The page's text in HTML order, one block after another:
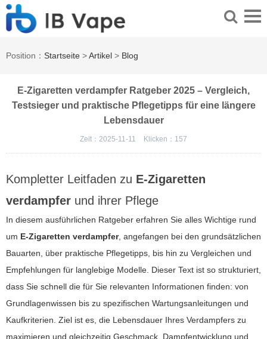
Position： Startseite >Artikel > Blog
E-Zigaretten verdampfer Ratgeber 2025 – Vergleich,
Testsieger und praktische Pflegetipps für eine längere
Lebensdauer
Zeit：2025-11-11 Klicken： 157
Kompletter Leitfaden zu E-Zigaretten
verdampfer und ihrer Pflege
In diesem ausführlichen Ratgeber erfahren Sie alles Wichtige rund
um E-Zigaretten verdampfer, angefangen bei den grundsätzlichen
Bauarten, über praktische Pflegetipps, bis hin zu Vergleichen und
Empfehlungen für langlebige Modelle. Dieser Text ist so strukturiert,
dass Sie schnell die für Sie relevanten Informationen finden: von
Grundlagenwissen bis zu spezifischen Wartungsanleitungen und
Kaufkriterien. Ziel ist es, die Lebensdauer Ihres Verdampfers zu
maximieren und gleichzeitig Geschmack, Dampfentwicklung und